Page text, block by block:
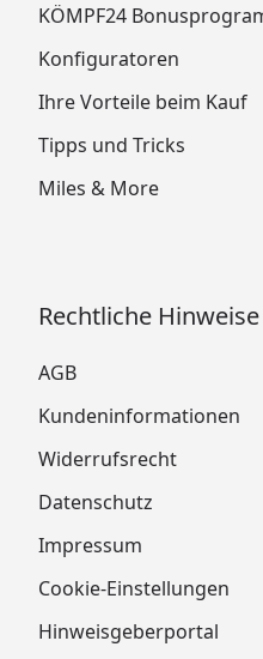
KÖMPF24
Konfiguratoren
Ihre Vorteile beim Kauf
Tipps und Tricks
Miles & More
Rechtliche Hinweise
AGB
Kundeninformationen
Widerrufsrecht
Datenschutz
Impressum
Cookie-Einstellungen
Hinweisgeberportal